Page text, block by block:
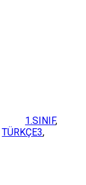
1.SINIF,
TÜRKÇE3,